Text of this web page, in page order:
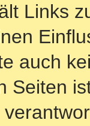
Links
auch
Seiten